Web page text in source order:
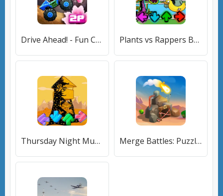
Drive Ahead! - Fun Car Battles [МОД Меню] APK Android Plants vs Rappers Beat Battles (ФНФ Растения против Рэп Фанкеров мод) [МОД Меню] APK Android
Thursday Night Music Battles (Турсдей Найт Мьюзик Пати ФНФ) [МОД Бесконечные монеты] APK Android Merge Battles: Puzzle Combat (Мердж Баттлс) [МОД Бесконечные монеты] APK Android